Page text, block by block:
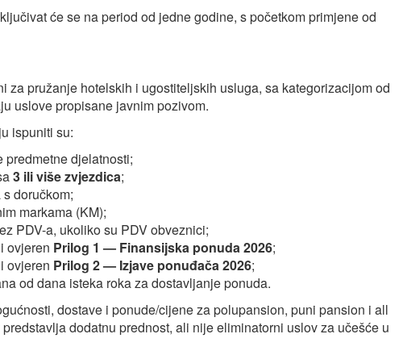
će se na period od jedne godine, s početkom primjene od
za pružanje hotelskih i ugostiteljskih usluga, sa kategorizacijom od
uslove propisane javnim pozivom.
ispuniti su:
djelatnosti;
3 ili više zvjezdica;
doručkom;
markama (KM);
PDV-a, ukoliko su PDV obveznici;
ovjeren Prilog 1 — Finansijska ponuda 2026;
ovjeren Prilog 2 — Izjave ponuđača 2026;
od dana isteka roka za dostavljanje ponuda.
dostave i ponude/cijene za polupansion, puni pansion i all
dodatnu prednost, ali nije eliminatorni uslov za učešće u